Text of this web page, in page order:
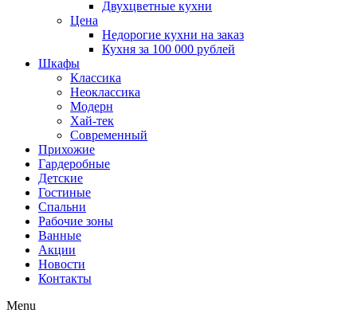
Двухцветные кухни
Цена
Недорогие кухни на заказ
Кухня за 100 000 рублей
Шкафы
Классика
Неоклассика
Модерн
Хай-тек
Современный
Прихожие
Гардеробные
Детские
Гостиные
Спальни
Рабочие зоны
Ванные
Акции
Новости
Контакты
Menu